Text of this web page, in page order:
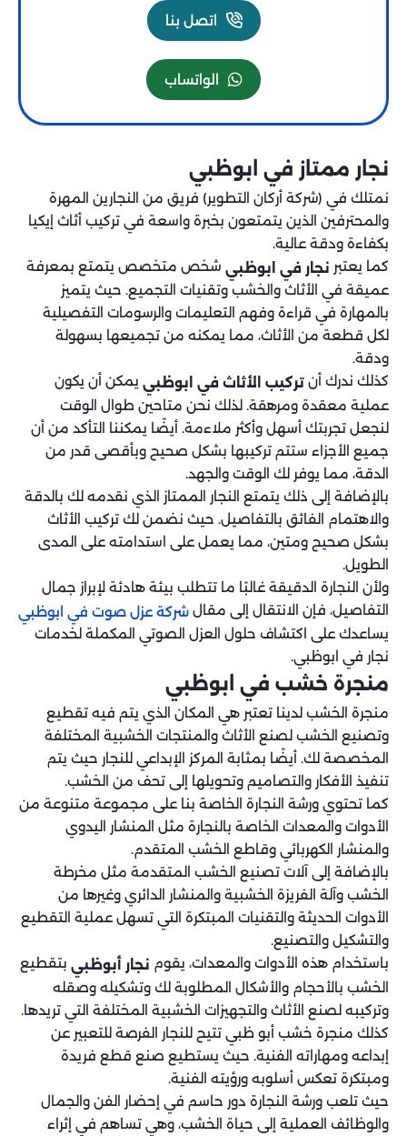
اتصل بنا
الواتساب
نجار ممتاز في ابوظبي
نمتلك في (شركة أركان التطوير) فريق من النجارين المهرة
والمحترفين الذين يتمتعون بخبرة واسعة في تركيب أثاث إيكيا
بكفاءة ودقة عالية.
كما يعتبر نجار في ابوظبي شخص متخصص يتمتع بمعرفة
عميقة في الأثاث والخشب وتقنيات التجميع. حيث يتميز
بالمهارة في قراءة وفهم التعليمات والرسومات التفصيلية
لكل قطعة من الأثاث، مما يمكنه من تجميعها بسهولة
ودقة.
كذلك ندرك أن تركيب الأثاث في ابوظبي يمكن أن يكون
عملية معقدة ومرهقة. لذلك نحن متاحين طوال الوقت
لنجعل تجربتك أسهل وأكثر ملاءمة. أيضًا يمكننا التأكد من أن
جميع الأجزاء ستتم تركيبها بشكل صحيح وبأقصى قدر من
الدقة، مما يوفر لك الوقت والجهد.
بالإضافة إلى ذلك يتمتع النجار الممتاز الذي نقدمه لك بالدقة
والاهتمام الفائق بالتفاصيل. حيث نضمن لك تركيب الأثاث
بشكل صحيح ومتين، مما يعمل على استدامته على المدى
الطويل.
ولأن النجارة الدقيقة غالبًا ما تتطلب بيئة هادئة لإبراز جمال
التفاصيل، فإن الانتقال إلى مقال شركة عزل صوت في ابوظبي
يساعدك على اكتشاف حلول العزل الصوتي المكملة لخدمات
نجار في ابوظبي.
منجرة خشب في ابوظبي
منجرة الخشب لدينا تعتبر هي المكان الذي يتم فيه تقطيع
وتصنيع الخشب لصنع الأثاث والمنتجات الخشبية المختلفة
المخصصة لك. أيضًا بمثابة المركز الإبداعي للنجار حيث يتم
تنفيذ الأفكار والتصاميم وتحويلها إلى تحف من الخشب.
كما تحتوي ورشة النجارة الخاصة بنا على مجموعة متنوعة من
الأدوات والمعدات الخاصة بالنجارة مثل المنشار اليدوي
والمنشار الكهربائي وقاطع الخشب المتقدم.
بالإضافة إلى آلات تصنيع الخشب المتقدمة مثل مخرطة
الخشب وآلة الفريزة الخشبية والمنشار الدائري وغيرها من
الأدوات الحديثة والتقنيات المبتكرة التي تسهل عملية التقطيع
والتشكيل والتصنيع.
باستخدام هذه الأدوات والمعدات، يقوم نجار أبوظبي بتقطيع
الخشب بالأحجام والأشكال المطلوبة لك وتشكيله وصقله
وتركيبه لصنع الأثاث والتجهيزات الخشبية المختلفة التي تريدها.
كذلك منجرة خشب أبو ظبي تتيح للنجار الفرصة للتعبير عن
إبداعه ومهاراته الفنية. حيث يستطيع صنع قطع فريدة
ومبتكرة تعكس أسلوبه ورؤيته الفنية.
حيث تلعب ورشة النجارة دور حاسم في إحضار الفن والجمال
والوظائف العملية إلى حياة الخشب، وهي تساهم في إثراء